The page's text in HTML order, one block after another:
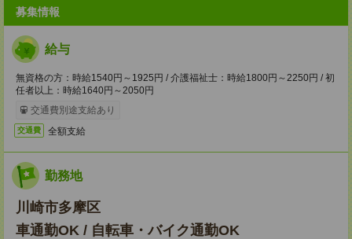
募集情報
給与
無資格の方：時給1540円～1925円 / 介護福祉士：時給1800円～2250円 / 初
任者以上：時給1640円～2050円
交通費別途支給あり
交通費 全額支給
勤務地
川崎市多摩区
車通勤OK / 自転車・バイク通勤OK